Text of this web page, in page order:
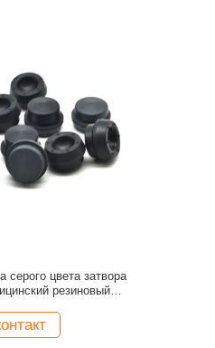
серого цвета затвора
резиновый